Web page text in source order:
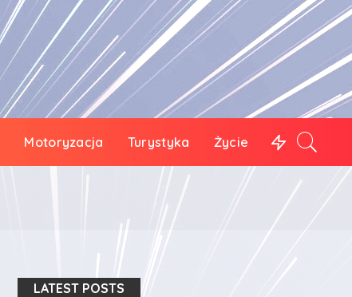
Motoryzacja Turystyka Życie
LATEST POSTS